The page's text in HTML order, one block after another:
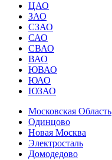
ЦАО
ЗАО
СЗАО
САО
СВАО
ВАО
ЮВАО
ЮАО
ЮЗАО
Московская Область
Одинцово
Новая Москва
Электросталь
Домодедово